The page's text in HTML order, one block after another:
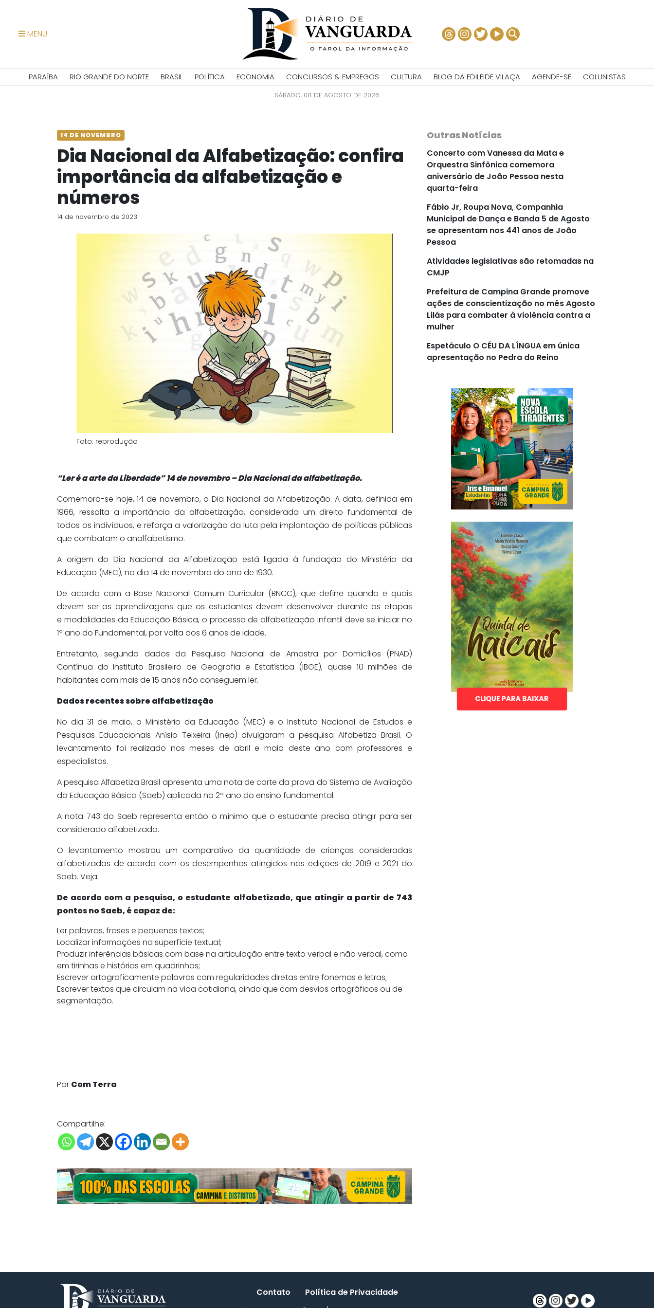
MENU
PARAÍBA RIO GRANDE DO NORTE BRASIL POLÍTICA ECONOMIA CONCURSOS & EMPREGOS CULTURA BLOG DA EDILEIDE VILAÇA AGENDE-SE COLUNISTAS
SÁBADO, 08 DE AGOSTO DE 2026
14 DE NOVEMBRO
Dia Nacional da Alfabetização: confira
importância da alfabetização e
números
14 de novembro de 2023
Foto: reprodução
“Ler é a arte da Liberdade” 14 de novembro – Dia Nacional da alfabetização.
Comemora-se hoje, 14 de novembro, o Dia Nacional da Alfabetização. A data, definida em
1966, ressalta a importância da alfabetização, considerada um direito fundamental de
todos os indivíduos, e reforça a valorização da luta pela implantação de políticas públicas
que combatam o analfabetismo.
A origem do Dia Nacional da Alfabetização está ligada à fundação do Ministério da
Educação (MEC), no dia 14 de novembro do ano de 1930.
De acordo com a Base Nacional Comum Curricular (BNCC), que define quando e quais
devem ser as aprendizagens que os estudantes devem desenvolver durante as etapas
e modalidades da Educação Básica, o processo de alfabetização infantil deve se iniciar no
1ª ano do Fundamental, por volta dos 6 anos de idade.
Entretanto, segundo dados da Pesquisa Nacional de Amostra por Domicílios (PNAD)
Contínua do Instituto Brasileiro de Geografia e Estatística (IBGE), quase 10 milhões de
habitantes com mais de 15 anos não conseguem ler.
Dados recentes sobre alfabetização
No dia 31 de maio, o Ministério da Educação (MEC) e o Instituto Nacional de Estudos e
Pesquisas Educacionais Anísio Teixeira (Inep) divulgaram a pesquisa Alfabetiza Brasil. O
levantamento foi realizado nos meses de abril e maio deste ano com professores e
especialistas.
A pesquisa Alfabetiza Brasil apresenta uma nota de corte da prova do Sistema de Avaliação
da Educação Básica (Saeb) aplicada no 2º ano do ensino fundamental.
A nota 743 do Saeb representa então o mínimo que o estudante precisa atingir para ser
considerado alfabetizado.
O levantamento mostrou um comparativo da quantidade de crianças consideradas
alfabetizadas de acordo com os desempenhos atingidos nas edições de 2019 e 2021 do
Saeb. Veja:
De acordo com a pesquisa, o estudante alfabetizado, que atingir a partir de 743
pontos no Saeb, é capaz de:
Ler palavras, frases e pequenos textos;
Localizar informações na superfície textual;
Produzir inferências básicas com base na articulação entre texto verbal e não verbal, como
em tirinhas e histórias em quadrinhos;
Escrever ortograficamente palavras com regularidades diretas entre fonemas e letras;
Escrever textos que circulam na vida cotidiana, ainda que com desvios ortográficos ou de
segmentação.
Por Com Terra
Compartilhe:
Outras Notícias
Concerto com Vanessa da Mata e
Orquestra Sinfônica comemora
aniversário de João Pessoa nesta
quarta-feira
Fábio Jr, Roupa Nova, Companhia
Municipal de Dança e Banda 5 de Agosto
se apresentam nos 441 anos de João
Pessoa
Atividades legislativas são retomadas na
CMJP
Prefeitura de Campina Grande promove
ações de conscientização no mês Agosto
Lilás para combater à violência contra a
mulher
Espetáculo O CÉU DA LÍNGUA em única
apresentação no Pedra do Reino
Contato Política de Privacidade